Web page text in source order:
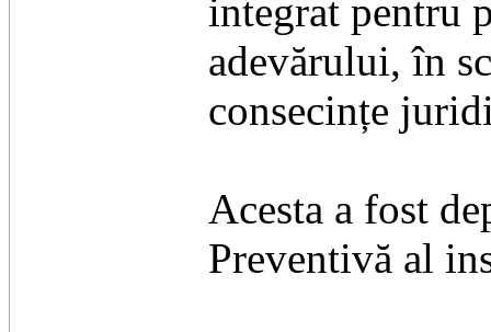
integrat pentru
adevărului, în
consecințe
Acesta a fost
Preventivă al